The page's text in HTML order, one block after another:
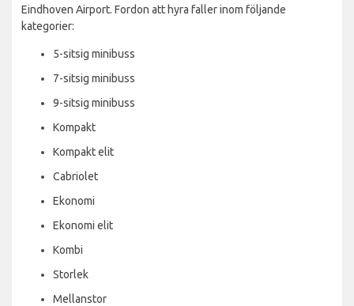
Eindhoven Airport. Fordon att hyra faller inom följande
kategorier:
5-sitsig minibuss
7-sitsig minibuss
9-sitsig minibuss
Kompakt
Kompakt elit
Cabriolet
Ekonomi
Ekonomi elit
Kombi
Storlek
Mellanstor